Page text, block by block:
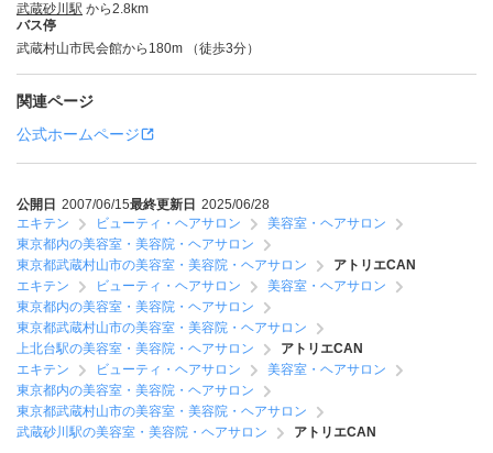
武蔵砂川駅 から2.8km
バス停
武蔵村山市民会館から180m （徒歩3分）
関連ページ
公式ホームページ
公開日 2007/06/15最終更新日 2025/06/28
エキテン
ビューティ・ヘアサロン
美容室・ヘアサロン
東京都内の美容室・美容院・ヘアサロン
東京都武蔵村山市の美容室・美容院・ヘアサロン
アトリエCAN
エキテン
ビューティ・ヘアサロン
美容室・ヘアサロン
東京都内の美容室・美容院・ヘアサロン
東京都武蔵村山市の美容室・美容院・ヘアサロン
上北台駅の美容室・美容院・ヘアサロン
アトリエCAN
エキテン
ビューティ・ヘアサロン
美容室・ヘアサロン
東京都内の美容室・美容院・ヘアサロン
東京都武蔵村山市の美容室・美容院・ヘアサロン
武蔵砂川駅の美容室・美容院・ヘアサロン
アトリエCAN